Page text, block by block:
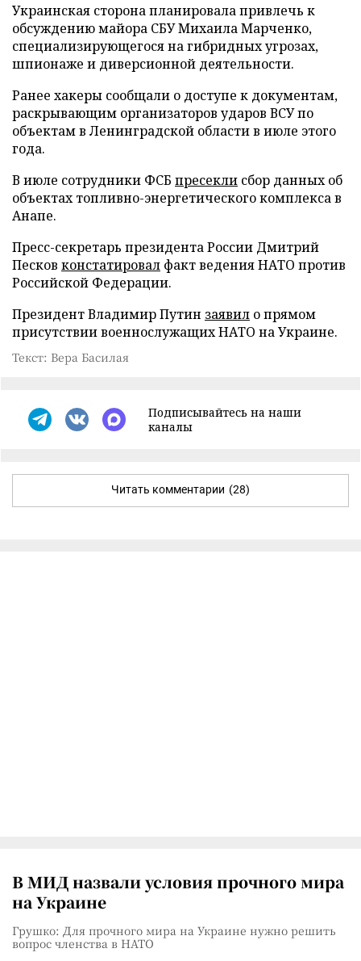
Украинская сторона планировала привлечь к
обсуждению майора СБУ Михаила Марченко,
специализирующегося на гибридных угрозах,
шпионаже и диверсионной деятельности.
Ранее хакеры сообщали о доступе к документам,
раскрывающим организаторов ударов ВСУ по
объектам в Ленинградской области в июле этого
года.
В июле сотрудники ФСБ пресекли сбор данных об
объектах топливно-энергетического комплекса в
Анапе.
Пресс-секретарь президента России Дмитрий
Песков констатировал факт ведения НАТО против
Российской Федерации.
Президент Владимир Путин заявил о прямом
присутствии военнослужащих НАТО на Украине.
Текст: Вера Басилая
Подписывайтесь на наши
каналы
Читать комментарии (28)
В МИД назвали условия прочного мира
на Украине
Грушко: Для прочного мира на Украине нужно решить
вопрос членства в НАТО